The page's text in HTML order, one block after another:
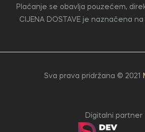
Plaćanje se obavlja pouzećem,
CIJENA DOSTAVE je naznačena
Sva prava pridržana © 2021
Digitalni partner